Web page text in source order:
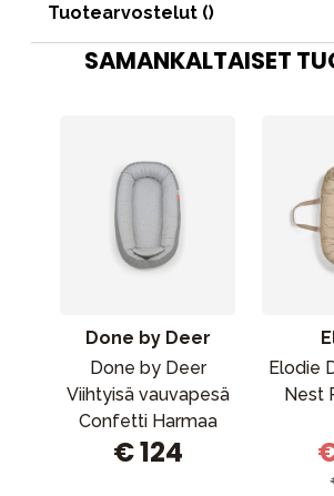
Tuotearvostelut ()
SAMANKALTAISET
Done by Deer
Done by Deer
Viihtyisä vauvapesä
Confetti Harmaa
€ 124
Elodie
Nest